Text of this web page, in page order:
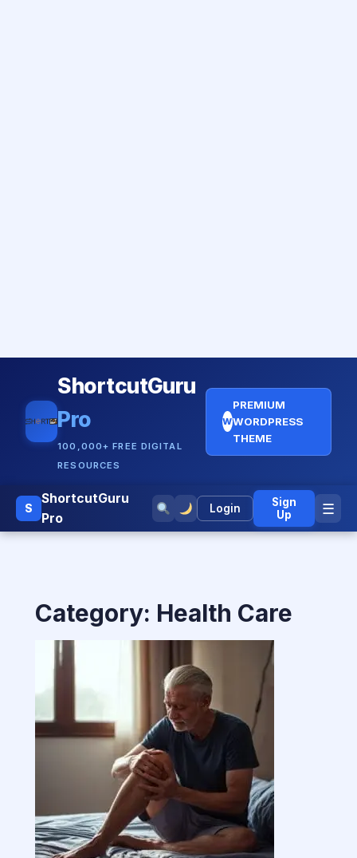
ShortcutGuru
Pro
100,000+ FREE DIGITAL
RESOURCES
W
PREMIUM
WORDPRESS
THEME
S
ShortcutGuru
Pro
Login
Sign
Up
☰
Category: Health Care